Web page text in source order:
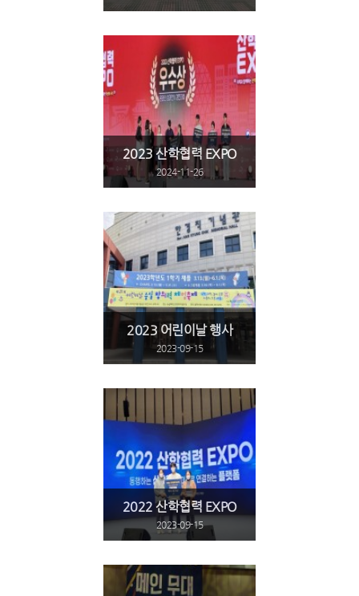
2023 산학협력 EXPO
2024-11-26
2023 어린이날 행사
2023-09-15
2022 산학협력 EXPO
2023-09-15